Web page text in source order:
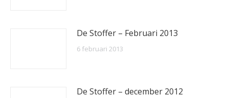
De Stoffer – Februari 2013
6 februari 2013
De Stoffer – december 2012